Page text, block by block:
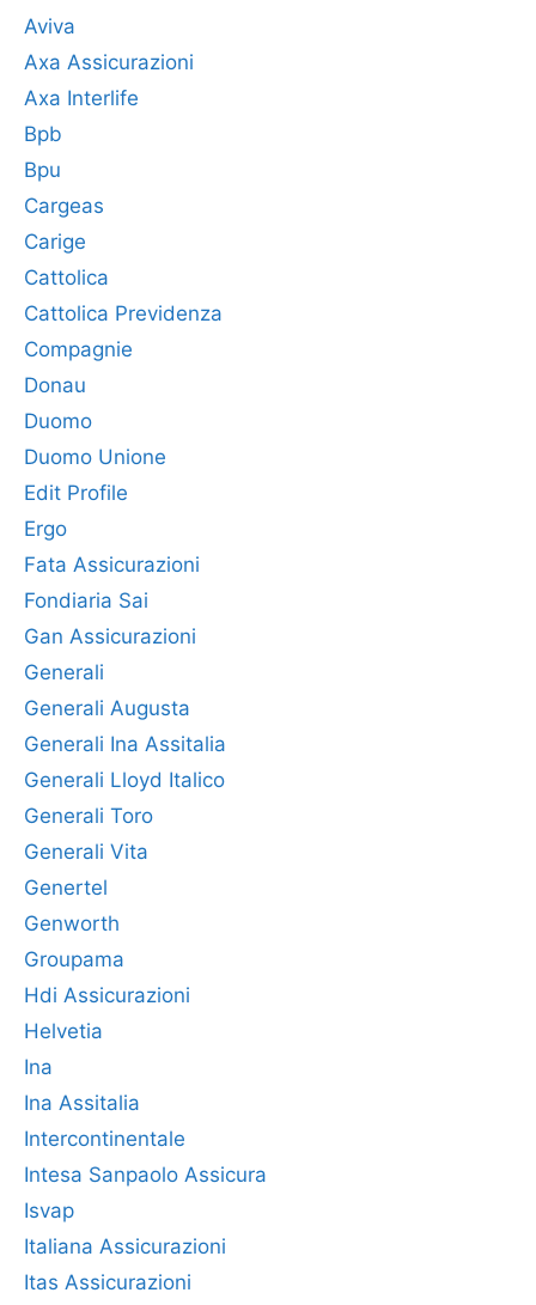
Aviva
Axa Assicurazioni
Axa Interlife
Bpb
Bpu
Cargeas
Carige
Cattolica
Cattolica Previdenza
Compagnie
Donau
Duomo
Duomo Unione
Edit Profile
Ergo
Fata Assicurazioni
Fondiaria Sai
Gan Assicurazioni
Generali
Generali Augusta
Generali Ina Assitalia
Generali Lloyd Italico
Generali Toro
Generali Vita
Genertel
Genworth
Groupama
Hdi Assicurazioni
Helvetia
Ina
Ina Assitalia
Intercontinentale
Intesa Sanpaolo Assicura
Isvap
Italiana Assicurazioni
Itas Assicurazioni